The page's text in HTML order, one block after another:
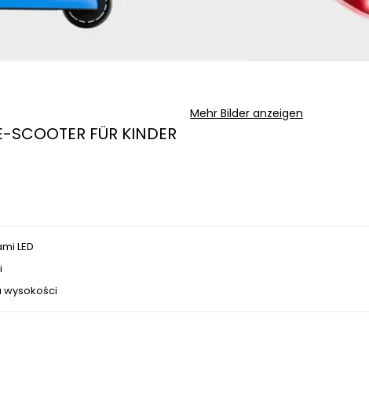
Mehr Bilder anzeigen
SCOOTER FÜR KINDER
LED